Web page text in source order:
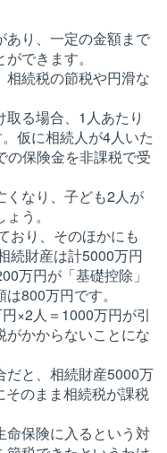
あり、一定の金額まで
できます。
続税の節税や円滑な
る場合、1人あたり
仮に相続人が4人いた
の保険金を非課税で受
くなり、子ども2人が
う。
おり、そのほかにも
続財産は計5000万円
万円が「基礎控除」
800万円です。
×2人＝1000万円が引
かからないことにな
だと、相続財産5000万
のまま相続税が課税
命保険に入るという対